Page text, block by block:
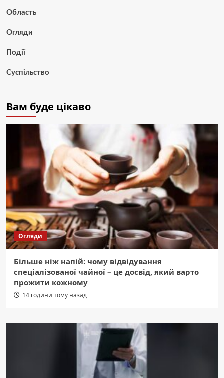
Область
Огляди
Події
Суспільство
Вам буде цікаво
Огляди
Більше ніж напій: чому відвідування
спеціалізованої чайної – це досвід, який варто
прожити кожному
14 години тому назад